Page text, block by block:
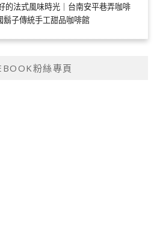
的法式風味時光｜台南安平巷弄咖啡
子傳統手工甜品咖啡館
粉絲專頁